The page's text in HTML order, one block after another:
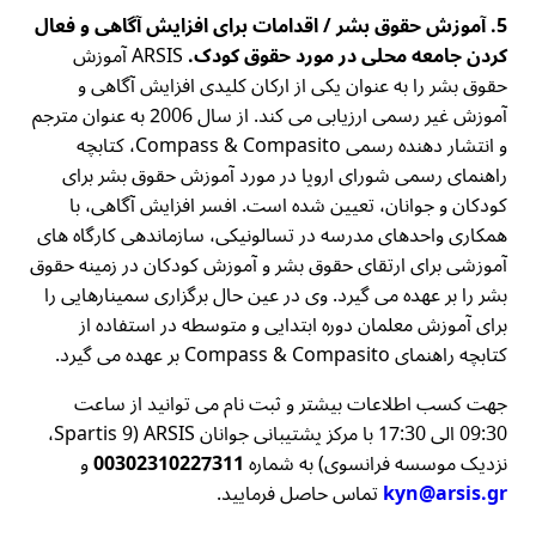
5. آموزش حقوق بشر / اقدامات برای افزایش آگاهی و فعال
کردن جامعه محلی در مورد حقوق کودک. ARSIS آموزش
حقوق بشر را به عنوان یکی از ارکان کلیدی افزایش آگاهی و
آموزش غیر رسمی ارزیابی می کند. از سال 2006 به عنوان مترجم
و انتشار دهنده رسمی Compass & Compasito، کتابچه
راهنمای رسمی شورای اروپا در مورد آموزش حقوق بشر برای
کودکان و جوانان، تعیین شده است. افسر افزایش آگاهی، با
همکاری واحدهای مدرسه در تسالونیکی، سازماندهی کارگاه های
آموزشی برای ارتقای حقوق بشر و آموزش کودکان در زمینه حقوق
بشر را بر عهده می گیرد. وی در عین حال برگزاری سمینارهایی را
برای آموزش معلمان دوره ابتدایی و متوسطه در استفاده از
کتابچه راهنمای Compass & Compasito بر عهده می گیرد.
جهت کسب اطلاعات بیشتر و ثبت نام می توانید از ساعت
09:30 الی 17:30 با مرکز پشتیبانی جوانان ARSIS (Spartis 9،
نزدیک موسسه فرانسوی) به شماره00302310227311و
kyn@arsis.grتماس حاصل فرمایید.